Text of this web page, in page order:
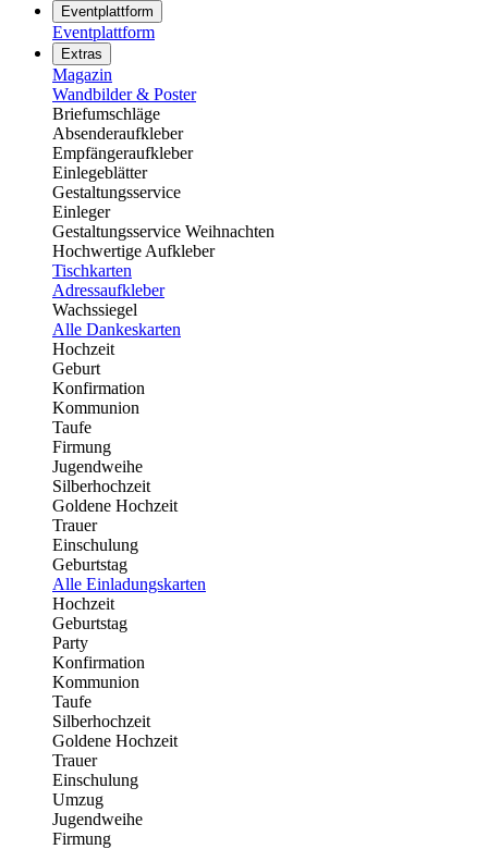
Eventplattform
Eventplattform
Extras
Magazin
Wandbilder & Poster
Briefumschläge
Absenderaufkleber
Empfängeraufkleber
Einlegeblätter
Gestaltungsservice
Einleger
Gestaltungsservice Weihnachten
Hochwertige Aufkleber
Tischkarten
Adressaufkleber
Wachssiegel
Alle Dankeskarten
Hochzeit
Geburt
Konfirmation
Kommunion
Taufe
Firmung
Jugendweihe
Silberhochzeit
Goldene Hochzeit
Trauer
Einschulung
Geburtstag
Alle Einladungskarten
Hochzeit
Geburtstag
Party
Konfirmation
Kommunion
Taufe
Silberhochzeit
Goldene Hochzeit
Trauer
Einschulung
Umzug
Jugendweihe
Firmung